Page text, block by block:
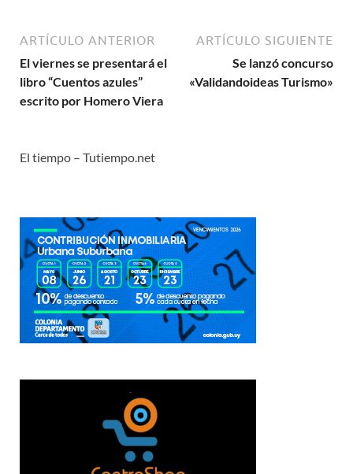
ARTÍCULO ANTERIOR
El viernes se presentará el
libro “Cuentos azules”
escrito por Homero Viera
ARTÍCULO SIGUIENTE
Se lanzó concurso
«Validandoideas Turismo»
El tiempo – Tutiempo.net